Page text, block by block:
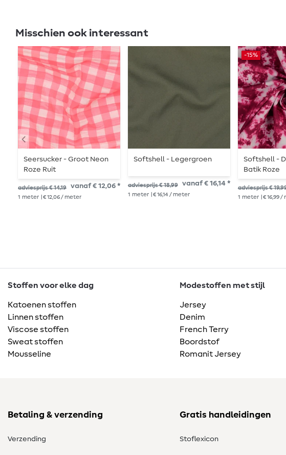
Misschien ook interessant
Seersucker - Groot Neon
Roze Ruit
adviesprijs € 14,19 vanaf € 12,06 *
1 meter | € 12,06 / meter
Softshell - Legergroen
adviesprijs € 18,99 vanaf € 16,14 *
1 meter | € 16,14 / meter
-15%
Softshell -
Batik Roze
adviesprijs €
1 meter | € 16,99
Stoffen voor elke dag
Katoenen stoffen
Linnen stoffen
Viscose stoffen
Sweat stoffen
Mousseline
Modestoffen met stijl
Jersey
Denim
French Terry
Boordstof
Romanit Jersey
Betaling & verzending
Verzending
Gratis handleidingen
Stoflexicon